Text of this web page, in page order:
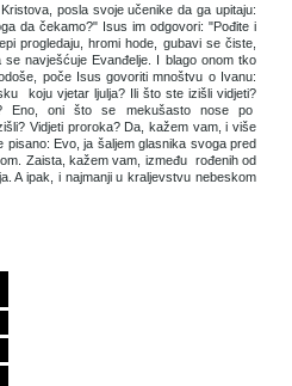
posla svoje učenike da ga upitaju:
da čekamo?" Isus im odgovori: "Pođite i
progledaju, hromi hode, gubavi se čiste,
navješćuje Evanđelje. I blago onom tko
poče Isus govoriti mnoštvu o Ivanu:
koju vjetar ljulja? Ili što ste izišli vidjeti?
Eno, oni što se mekušasto nose po
Vidjeti proroka? Da, kažem vam, i više
Evo, ja šaljem glasnika svoga pred
Zaista, kažem vam, između rođenih od
A ipak, i najmanji u kraljevstvu nebeskom